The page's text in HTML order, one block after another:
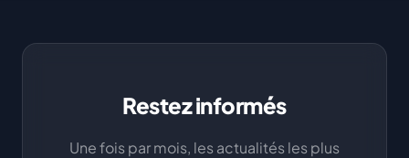
Restez informés
Une fois par mois, les actualités les plus